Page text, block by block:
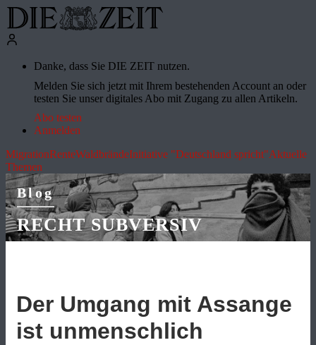
Danke, dass Sie DIE ZEIT nutzen.
Melden Sie sich jetzt mit Ihrem bestehenden Account an oder
testen Sie unser digitales Abo mit Zugang zu allen Artikeln.
Abo testen
Anmelden
MigrationRenteWaldbrändeInitiative "Deutschland spricht"Aktuelle
Themen
Blog
RECHT SUBVERSIV
Der Umgang mit Assange
ist unmenschlich